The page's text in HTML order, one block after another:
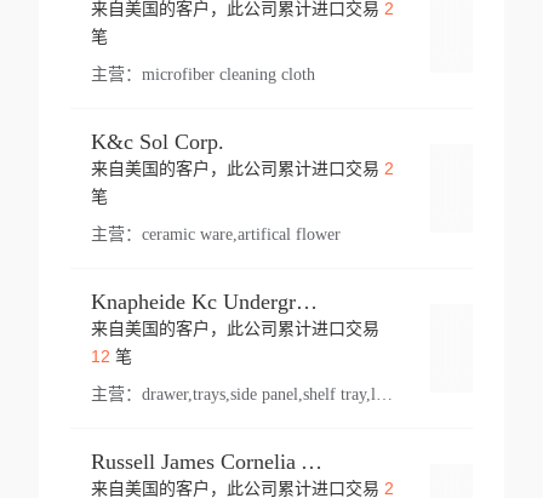
来自美国的客户，此公司累计进口交易 2
笔
主营： microfiber cleaning cloth
K&c Sol Corp.
来自美国的客户，此公司累计进口交易 2
笔
主营： ceramic ware,artifical flower
Knapheide Kc Underground
来自美国的客户，此公司累计进口交易
12 笔
主营：
Russell James Cornelia Arlington Va
来自美国的客户，此公司累计进口交易 2